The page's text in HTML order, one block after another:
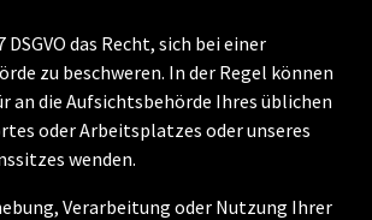
das Recht, sich bei einer
zu beschweren. In der Regel können
an die Aufsichtsbehörde Ihres üblichen
oder Arbeitsplatzes oder unseres
wenden.
Verarbeitung oder Nutzung Ihrer